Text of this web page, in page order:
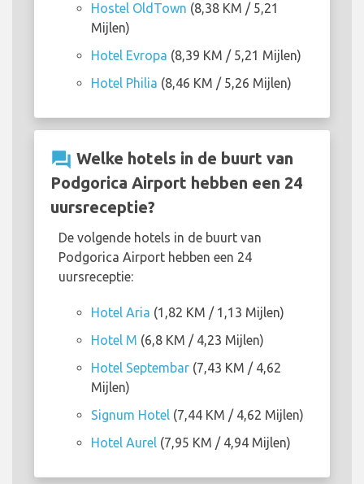
Hostel OldTown (8,38 KM / 5,21
Mijlen)
Hotel Evropa (8,39 KM / 5,21 Mijlen)
Hotel Philia (8,46 KM / 5,26 Mijlen)
question_answer Welke hotels in de buurt van
Podgorica Airport hebben een 24
uursreceptie?
De volgende hotels in de buurt van
Podgorica Airport hebben een 24
uursreceptie:
Hotel Aria (1,82 KM / 1,13 Mijlen)
Hotel M (6,8 KM / 4,23 Mijlen)
Hotel Septembar (7,43 KM / 4,62
Mijlen)
Signum Hotel (7,44 KM / 4,62 Mijlen)
Hotel Aurel (7,95 KM / 4,94 Mijlen)